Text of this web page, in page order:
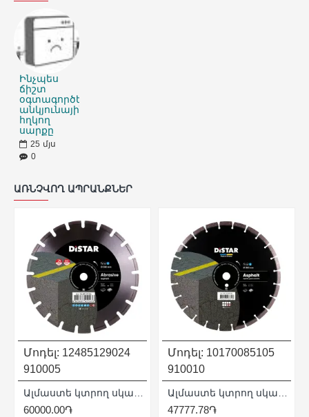
Ինչպես
ճիշտ
օգտագործել
անկյունային
հղկող
սարքը
25 մյս
0
ԱՌՆՉՎՈՂ ԱՊՐԱՆՔՆԵՐ
Մոդել: 12485129024
910005
60000.00֏
Մոդել: 10170085105
910010
47777.78֏